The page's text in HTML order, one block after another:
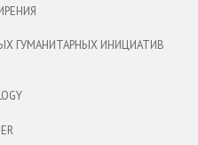
ГУМАНИТАРНЫХ ИНИЦИАТИВ